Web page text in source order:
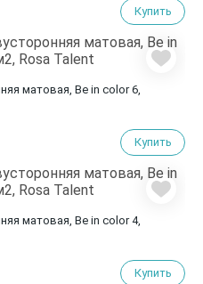
Купить
матовая, Be in color 6,
Купить
матовая, Be in color 4,
Купить